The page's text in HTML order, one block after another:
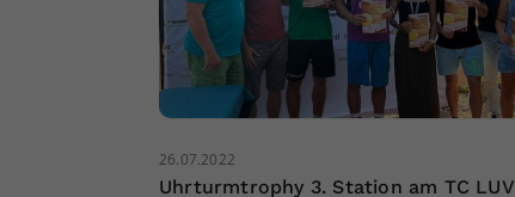
26.07.2022
Uhrturmtrophy 3. Station am TC LUV